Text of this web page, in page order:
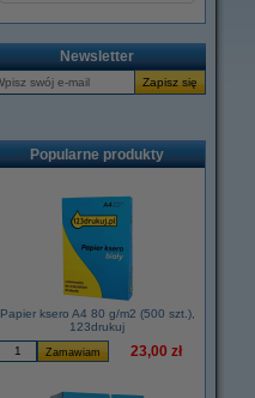
Newsletter
Popularne produkty
Papier ksero A4 80 g/m2 (500 szt.),
123drukuj
23,00 zł